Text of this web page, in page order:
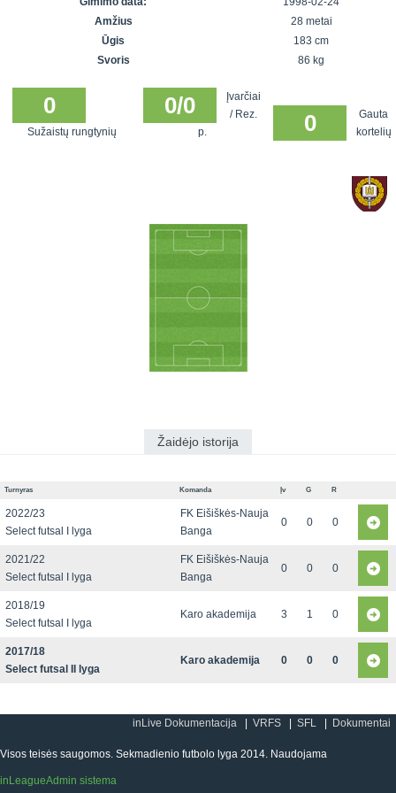
SFL rudens
Snaigės taurė
čempionatas
Vilnius
Amžius
28 metai
Ūgis
183 cm
Svoris
86 kg
0
Sužaistų rungtynių
0/0
Įvarčiai
/ Rez.
p.
0
Gauta
kortelių
Žaidėjo istorija
Turnyras Komanda Įv G R
2022/23
Select futsal I lyga
FK Eišiškės-Nauja
Banga
0 0 0
2021/22
Select futsal I lyga
FK Eišiškės-Nauja
Banga
0 0 0
2018/19
Select futsal I lyga
Karo akademija 3 1 0
2017/18
Select futsal II lyga
Karo akademija 0 0 0
inLive Dokumentacija VRFS SFL Dokumentai
Visos teisės saugomos. Sekmadienio futbolo lyga 2014. Naudojama
inLeagueAdmin sistema